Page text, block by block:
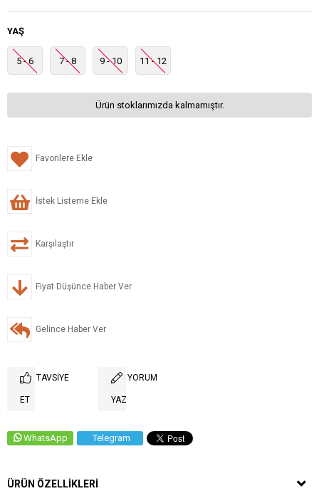
YAŞ
5 - 6 7 - 8 9 - 10 11 - 12
Ürün stoklarımızda kalmamıştır.
Favorilere Ekle
İstek Listeme Ekle
Karşılaştır
Fiyat Düşünce Haber Ver
Gelince Haber Ver
TAVSIYE
ET
YORUM
YAZ
WhatsApp Telegram
ÜRÜN ÖZELLIKLERI